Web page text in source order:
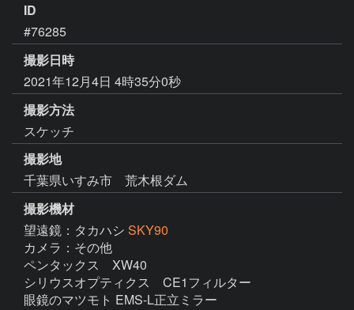
ID
#76285
撮影日時
2021年12月4日 4時35分0秒
撮影方法
スケッチ
撮影地
千葉県いすみ市 荒木根ダム
撮影機材
望遠鏡：タカハシ SKY90
カメラ：その他
ペンタックス　XW40
シリウスオプティクス　CE1フィルター
眼鏡のマツモト EMS-L正立ミラー